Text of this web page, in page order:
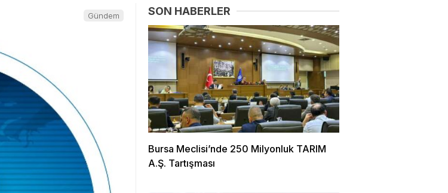
Gündem SON HABERLER
Bursa Meclisi’nde 250 Milyonluk TARIM
A.Ş. Tartışması